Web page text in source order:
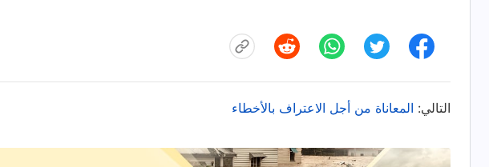
بأخطائك، فسوف يقول الجميع إنك صادقٌ وحكيم. وما الذي يجعلك حكيمًا؟
التستُّر على أخطائك، ولن تحاسب الآخرين على أخطائهم. سوف تتمكَّن من
التالي: المعاناة من أجل الاعتراف بالأخطاء